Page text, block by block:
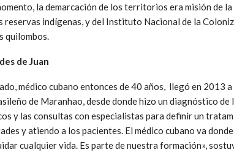
la demarcación de los territorios era misión de
reservas indígenas, y del Instituto Nacional de la
quilombos.
de Juan
médico cubano entonces de 40 años, llegó en 2013
de Maranhao, desde donde hizo un diagnóstico
y las consultas con especialistas para definir un
y atiendo a los pacientes. El médico cubano va
cualquier vida. Es parte de nuestra formación»,